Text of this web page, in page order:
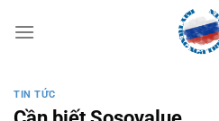
qua
TIN TỨC